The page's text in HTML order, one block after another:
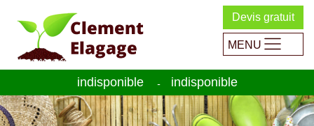
Devis gratuit
MENU
indisponible - indisponible